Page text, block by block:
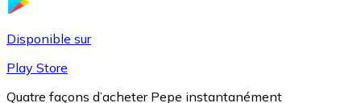
Disponible sur
Play Store
Quatre façons d’acheter Pepe instantanément